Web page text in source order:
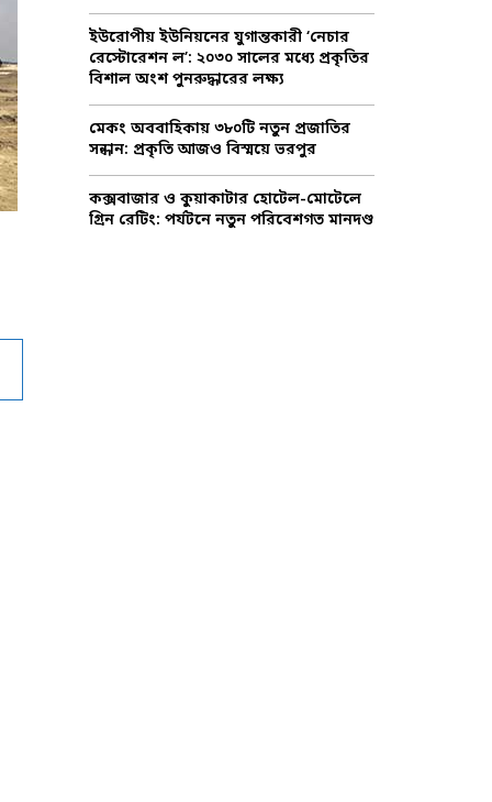
ইউরোপীয় ইউনিয়নের যুগান্তকারী ‘নেচার
রেস্টোরেশন ল’: ২০৩০ সালের মধ্যে প্রকৃতির
বিশাল অংশ পুনরুদ্ধারের লক্ষ্য
মেকং অববাহিকায় ৩৮০টি নতুন প্রজাতির
সন্ধান: প্রকৃতি আজও বিস্ময়ে ভরপুর
কক্সবাজার ও কুয়াকাটার হোটেল-মোটেলে
গ্রিন রেটিং: পর্যটনে নতুন পরিবেশগত মানদণ্ড